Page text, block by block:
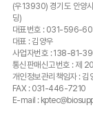
(우13930) 경기도 안양
딩)
대표번호 : 031-596-
대표 : 김양우
사업자번호 : 138-81-
통신판매신고번호 : 제
개인정보관리책임자 : 김
FAX : 031-446-7210
E-mail :